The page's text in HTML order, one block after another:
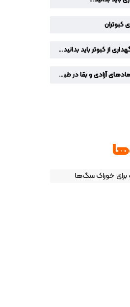
کبوتران
از کبوتر باید بدانید…
اسب‌های وحشی: نمادهای آزادی و بقا در طبیعت
برای خوراک سگ‌ها